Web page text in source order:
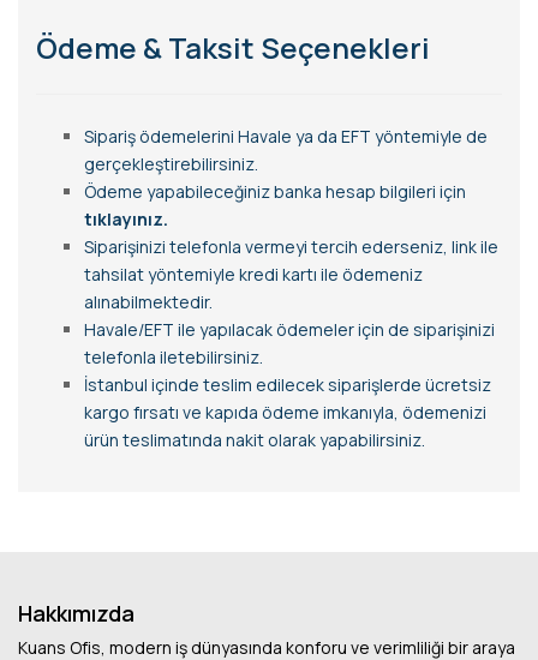
Ödeme & Taksit Seçenekleri
Sipariş ödemelerini Havale ya da EFT yöntemiyle de
gerçekleştirebilirsiniz.
Ödeme yapabileceğiniz banka hesap bilgileri için
tıklayınız.
Siparişinizi telefonla vermeyi tercih ederseniz, link ile
tahsilat yöntemiyle kredi kartı ile ödemeniz
alınabilmektedir.
Havale/EFT ile yapılacak ödemeler için de siparişinizi
telefonla iletebilirsiniz.
İstanbul içinde teslim edilecek siparişlerde ücretsiz
kargo fırsatı ve kapıda ödeme imkanıyla, ödemenizi
ürün teslimatında nakit olarak yapabilirsiniz.
Hakkımızda
Kuans Ofis, modern iş dünyasında konforu ve verimliliği bir araya